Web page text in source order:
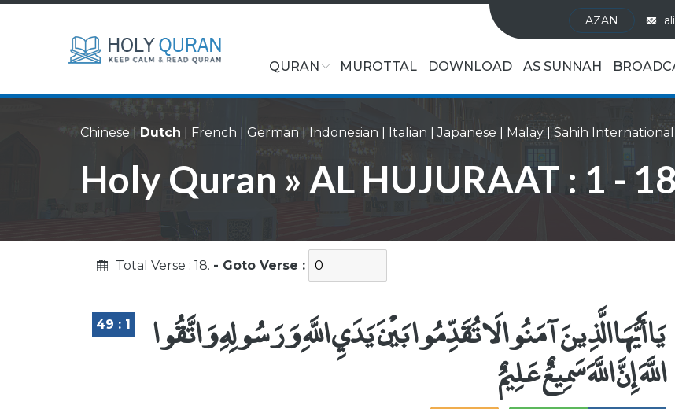
AZAN
QURAN MUROTTAL DOWNLOAD AS SUNNAH
Chinese Dutch French German |Indonesian Italian |Japanese Malay Sahih International
Holy Quran » AL HUJURAAT : 1 - 18
Total Verse : 18. - Goto Verse :
49 : 1 يَا أَيُّهَا الَّذِينَ آمَنُوا لَا تُقَدِّمُوا بَيْنَ يَدَيِ اللَّهِ وَرَسُولِهِ وَاتَّقُوا
اللَّهَ إِنَّ اللَّهَ سَمِيعٌ عَلِيمٌ